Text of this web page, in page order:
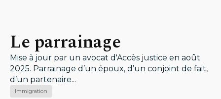
Le parrainage
Mise à jour par un avocat d'Accès justice en août
2025. Parrainage d’un époux, d’un conjoint de fait,
d’un partenaire...
Immigration